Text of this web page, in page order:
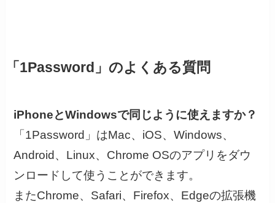
「1Password」のよくある質問
iPhoneとWindowsで同じように使えますか？
「1Password」はMac、iOS、Windows、
Android、Linux、Chrome OSのアプリをダウ
ンロードして使うことができます。
またChrome、Safari、Firefox、Edgeの拡張機